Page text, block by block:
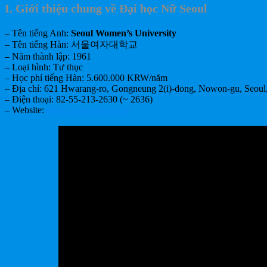
I. Giới thiệu chung về Đại học Nữ Seoul
– Tên tiếng Anh: Seoul Women’s University
– Tên tiếng Hàn: 서울여자대학교
– Năm thành lập: 1961
– Loại hình: Tư thục
– Học phí tiếng Hàn: 5.600.000 KRW/năm
– Địa chỉ: 621 Hwarang-ro, Gongneung 2(i)-dong, Nowon-gu,
– Điện thoại: 82-55-213-2630 (~ 2636)
– Website: